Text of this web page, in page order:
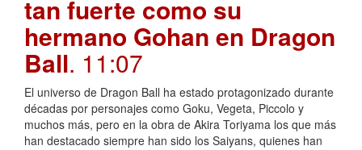
tan fuerte como su
hermano Gohan en Dragon
Ball. 11:07
El universo de Dragon Ball ha estado protagonizado durante
décadas por personajes como Goku, Vegeta, Piccolo y
muchos más, pero en la obra de Akira Toriyama los que más
han destacado siempre han sido los Saiyans, quienes han